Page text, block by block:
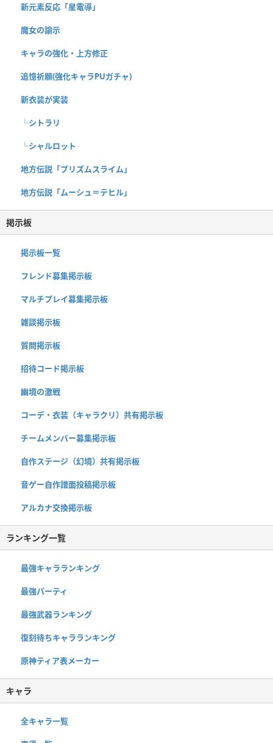
新元素反応「星電導」
魔女の諭示
キャラの強化・上方修正
追憶祈願(強化キャラPUガチャ)
新衣装が実装
└シトラリ
└シャルロット
地方伝説「プリズムスライム」
地方伝説「ムーシュ＝テヒル」
掲示板
掲示板一覧
フレンド募集掲示板
マルチプレイ募集掲示板
雑談掲示板
質問掲示板
招待コード掲示板
幽境の激戦
コーデ・衣装（キャラクリ）共有掲示板
チームメンバー募集掲示板
自作ステージ（幻境）共有掲示板
音ゲー自作譜面投稿掲示板
アルカナ交換掲示板
ランキング一覧
最強キャラランキング
最強パーティ
最強武器ランキング
復刻待ちキャラランキング
原神ティア表メーカー
キャラ
全キャラ一覧